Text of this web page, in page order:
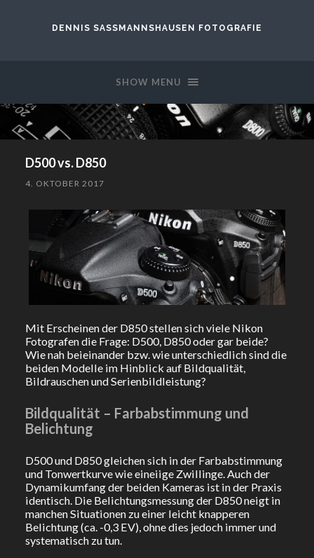
DENNIS SASSMANNSHAUSEN FOTOGRAFIE
SHOW MENU
D500 vs. D850
4. OKTOBER 2017
Mit Erscheinen der D850 stellen sich viele Nikon
Fotografen die Frage: D500, D850 oder gar beide?
Wie nah beieinander bzw. wie unterschiedlich sind die
beiden Modelle im Hinblick auf Bildqualität,
Bildrauschen und Serienbildleistung?
Bildqualität – Farbabstimmung und
Belichtung
D500 und D850 gleichen sich in der Farbabstimmung
und Tonwertkurve wie eineiige Zwillinge. Auch der
Dynamikumfang der beiden Kameras ist in der Praxis
identisch. Die Belichtungsmessung der D850 neigt in
manchen Situationen zu einer leicht knapperen
Belichtung (ca. -0,3 EV), ohne dies jedoch immer und
systematisch zu tun.